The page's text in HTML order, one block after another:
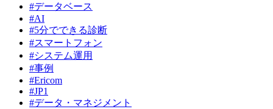
#データベース
#AI
#5分でできる診断
#スマートフォン
#システム運用
#事例
#Ericom
#JP1
#データ・マネジメント